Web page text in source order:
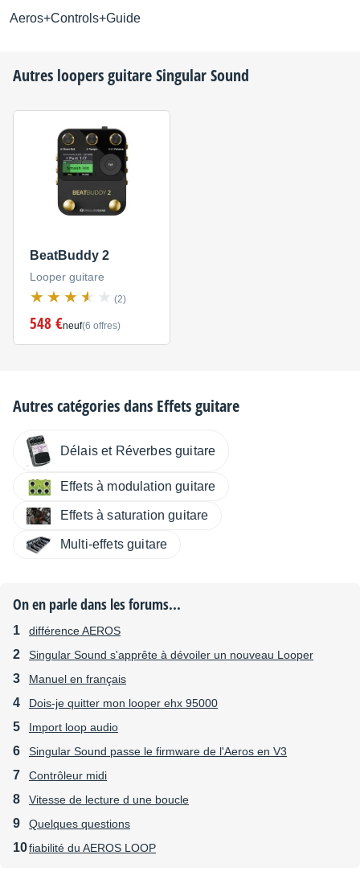
Aeros+Controls+Guide
Autres loopers guitareSingular Sound
BeatBuddy 2
Looper guitare
(2)
548 €neuf(6 offres)
Autres catégories dans Effets guitare
Délais et Réverbes guitare
Effets à modulation guitare
Effets à saturation guitare
Multi-effets guitare
On en parle dans les forums...
différence AEROS
Singular Sound s'apprête à dévoiler un nouveau Looper
Manuel en français
Dois-je quitter mon looper ehx 95000
Import loop audio
Singular Sound passe le firmware de l'Aeros en V3
Contrôleur midi
Vitesse de lecture d une boucle
Quelques questions
fiabilité du AEROS LOOP